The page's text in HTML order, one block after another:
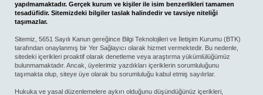
yapılmamaktadır. Gerçek kurum ve kişiler ile isim benzerlikleri tamamen
tesadüfidir. Sitemizdeki bilgiler taslak halindedir ve tavsiye niteliği
taşımazlar.
Sitemiz, 5651 Sayılı Kanun gereğince Bilgi Teknolojileri ve İletişim Kurumu (BTK)
tarafından onaylanmış bir Yer Sağlayıcı olarak hizmet vermektedir. Bu nedenle,
sitedeki içerikleri proaktif olarak denetleme veya araştırma yükümlülüğümüz
bulunmamaktadır. Ancak, üyelerimiz yazdıkları içeriklerin sorumluluğunu
taşımakta olup, siteye üye olarak bu sorumluluğu kabul etmiş sayılırlar.
Hukuka ve yasal düzenlemelere aykırı olduğunu düşündüğünüz içerikleri,